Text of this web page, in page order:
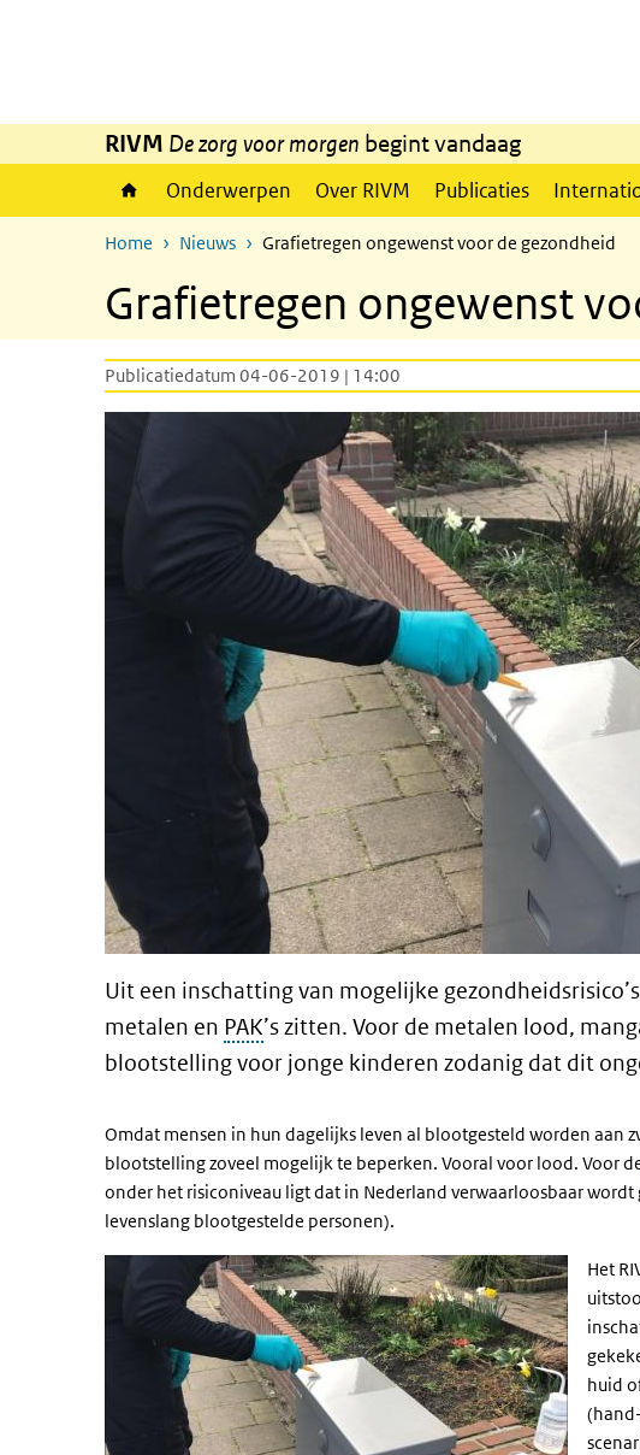
RIVM De zorg voor morgen begint vandaag
Onderwerpen Over RIVM Publicaties
Home Nieuws Grafietregen ongewenst voor de gezondheid
Grafietregen ongewenst
Publicatiedatum 04-06-2019 | 14:00
Uit een inschatting van mogelijke
metalen en PAK’s zitten. Voor de metalen lood,
blootstelling voor jonge kinderen zodanig dat dit
Omdat mensen in hun dagelijks leven al blootgesteld worden aan
blootstelling zoveel mogelijk te beperken. Vooral voor lood. Voor
onder het risiconiveau ligt dat in Nederland verwaarloosbaar
levenslang blootgestelde personen).
Het
huid